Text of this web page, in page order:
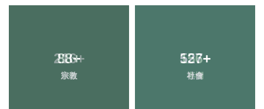
88+
宗教
527+
社會
216+
旅遊
156+
專欄